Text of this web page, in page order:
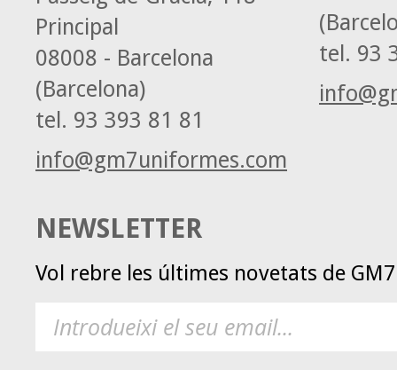
tel. 93
Principal
08008 - Barcelona
(Barcelona)
tel. 93 393 81 81
info@gm7uniformes.com
NEWSLETTER
Vol rebre les últimes novetats de